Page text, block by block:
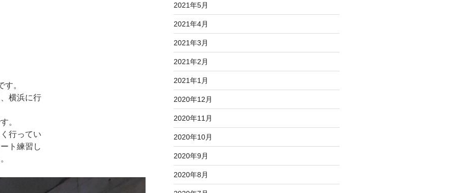
。
横浜に行
。
行ってい
ト練習し
2021年5月
2021年4月
2021年3月
2021年2月
2021年1月
2020年12月
2020年11月
2020年10月
2020年9月
2020年8月